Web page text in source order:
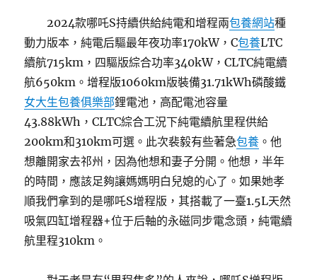
2024款哪吒S持續供給純電和增程兩包養網站種
動力版本，純電后驅最年夜功率170kW，C包養LTC
續航715km，四驅版綜合功率340kW，CLTC純電續
航650km。增程版1060km版裝備31.71kWh磷酸鐵
女大生包養俱樂部鋰電池，高配電池容量
43.88kWh，CLTC綜合工況下純電續航里程供給
200km和310km可選。此次裴毅有些著急包養 。他
想離開家去祁州，因為他想和妻子分開。他想，半年
的時間，應該足夠讓媽媽明白兒媳的心了。如果她孝
順我們拿到的是哪吒S增程版，其搭載了一臺1.5L天然
吸氣四缸增程器+位于后軸的永磁同步電念頭，純電續
航里程310km。